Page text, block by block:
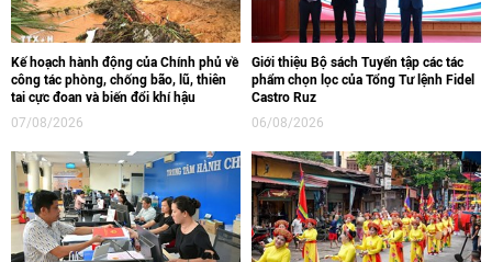
Kế hoạch hành động của Chính phủ về
công tác phòng, chống bão, lũ, thiên
tai cực đoan và biến đổi khí hậu
07/08/2026
Giới thiệu Bộ sách Tuyển tập các tác
phẩm chọn lọc của Tổng Tư lệnh Fidel
Castro Ruz
06/08/2026